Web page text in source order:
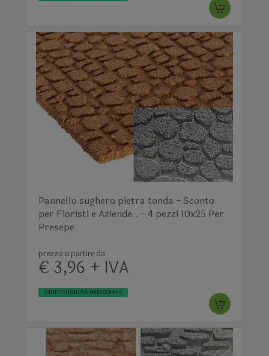
Pannello sughero pietra tonda - Sconto
per Fioristi e Aziende . - 4 pezzi 10x25 Per
Presepe
prezzo a partire da
€ 3,96 + IVA
DISPONIBILITÀ IMMEDIATA